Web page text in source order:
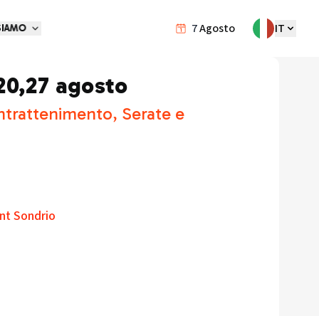
7Agosto IT
agosto
Serate e
Sondrio